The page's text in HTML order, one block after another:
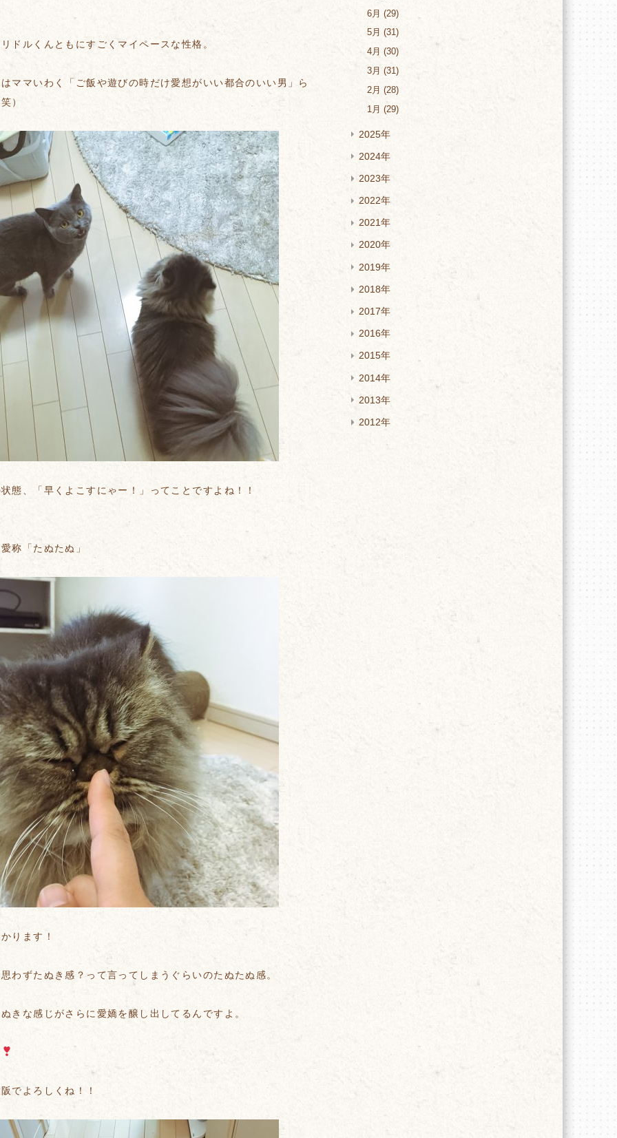
ドルくんともにすごくマイペースな性格。
ママいわく「ご飯や遊びの時だけ愛想がいい都合のいい男」ら
）
態、「早くよこすにゃー！」ってことですよね！！
称「たぬたぬ」
ります！
わずたぬき感？って言ってしまうぐらいのたぬたぬ感。
きな感じがさらに愛嬌を醸し出してるんですよ。
でよろしくね！！
6月
29
5月
31
4月
30
3月
31
2月
28
1月
29
2025年
2024年
2023年
2022年
2021年
2020年
2019年
2018年
2017年
2016年
2015年
2014年
2013年
2012年